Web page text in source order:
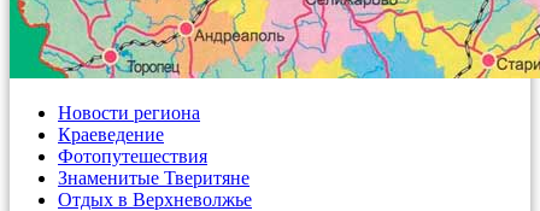
Новости региона
Краеведение
Фотопутешествия
Знаменитые Тверитяне
Отдых в Верхневолжье